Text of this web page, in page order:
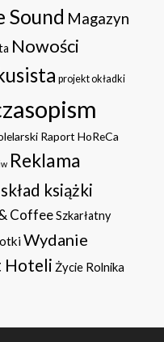
Sound Magazyn
Nowości
projekt okładki
Raport HoReCa
Reklama
skład książki
CoffeeSzkarłatny
Wydanie
Hoteli Życie Rolnika